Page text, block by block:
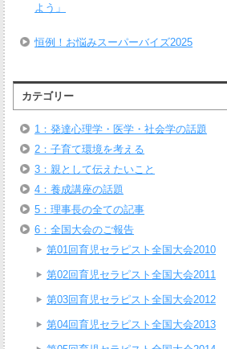
よう」
恒例！お悩みスーパーバイズ2025
カテゴリー
1：発達心理学・医学・社会学の話題
2：子育て環境を考える
3：親として伝えたいこと
4：養成講座の話題
5：理事長の全ての記事
6：全国大会のご報告
第01回育児セラピスト全国大会2010
第02回育児セラピスト全国大会2011
第03回育児セラピスト全国大会2012
第04回育児セラピスト全国大会2013